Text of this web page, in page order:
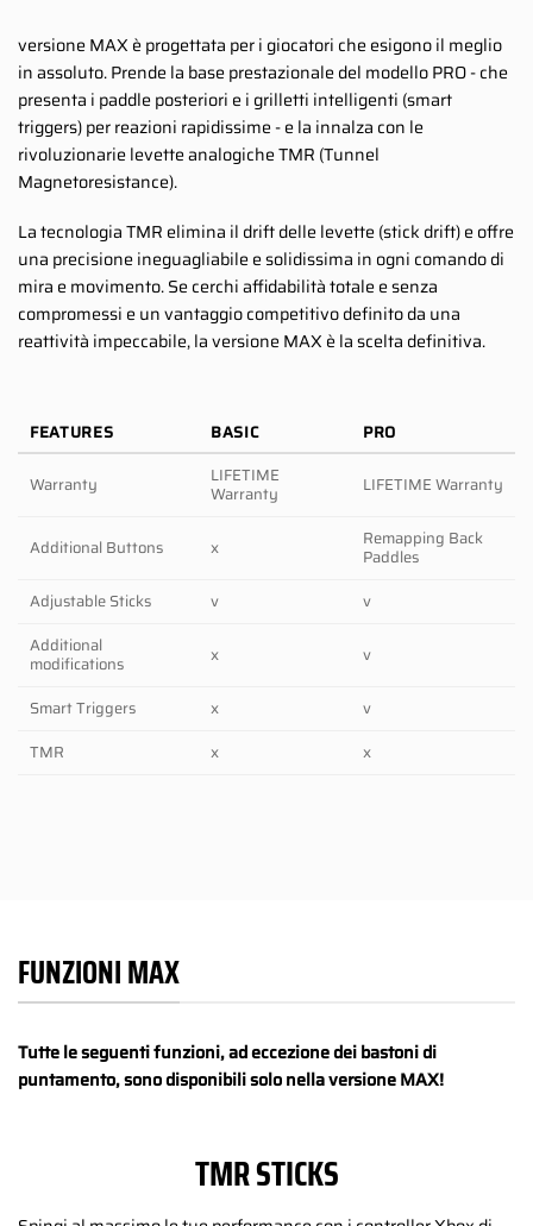
versione MAX è progettata per i giocatori che esigono il meglio
in assoluto. Prende la base prestazionale del modello PRO - che
presenta i paddle posteriori e i grilletti intelligenti (smart
triggers) per reazioni rapidissime - e la innalza con le
rivoluzionarie levette analogiche TMR (Tunnel
Magnetoresistance).
La tecnologia TMR elimina il drift delle levette (stick drift) e offre
una precisione ineguagliabile e solidissima in ogni comando di
mira e movimento. Se cerchi affidabilità totale e senza
compromessi e un vantaggio competitivo definito da una
reattività impeccabile, la versione MAX è la scelta definitiva.
FEATURES BASIC PRO
Warranty LIFETIME
Warranty LIFETIME Warranty
Additional Buttons x Remapping Back
Paddles
Adjustable Sticks
v
v
Additional
modifications x v
Smart Triggers x
v
TMR
x x
FUNZIONI MAX
Tutte le seguenti funzioni, ad eccezione dei bastoni di
puntamento, sono disponibili solo nella versione MAX!
TMR STICKS